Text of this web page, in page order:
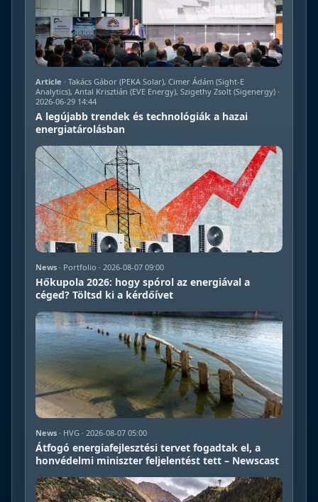
Article · Takács Gábor (PEKA Solar), Cimer Ádám (Sight-E
Analytics), Antal Krisztián (EVE Energy), Szigethy Zsolt (Sigenergy) ·
2026-06-29 14:44
A legújabb trendek és technológiák a hazai
energiatárolásban
News · Portfolio · 2026-08-07 09:00
Hőkupola 2026: hogy spórol az energiával a
céged? Töltsd ki a kérdőívet
News · HVG · 2026-08-07 05:00
Átfogó energiafejlesztési tervet fogadtak el, a
honvédelmi miniszter feljelentést tett – Newscast